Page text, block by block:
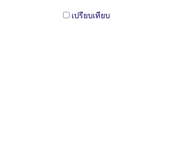
เปรียบเทียบ